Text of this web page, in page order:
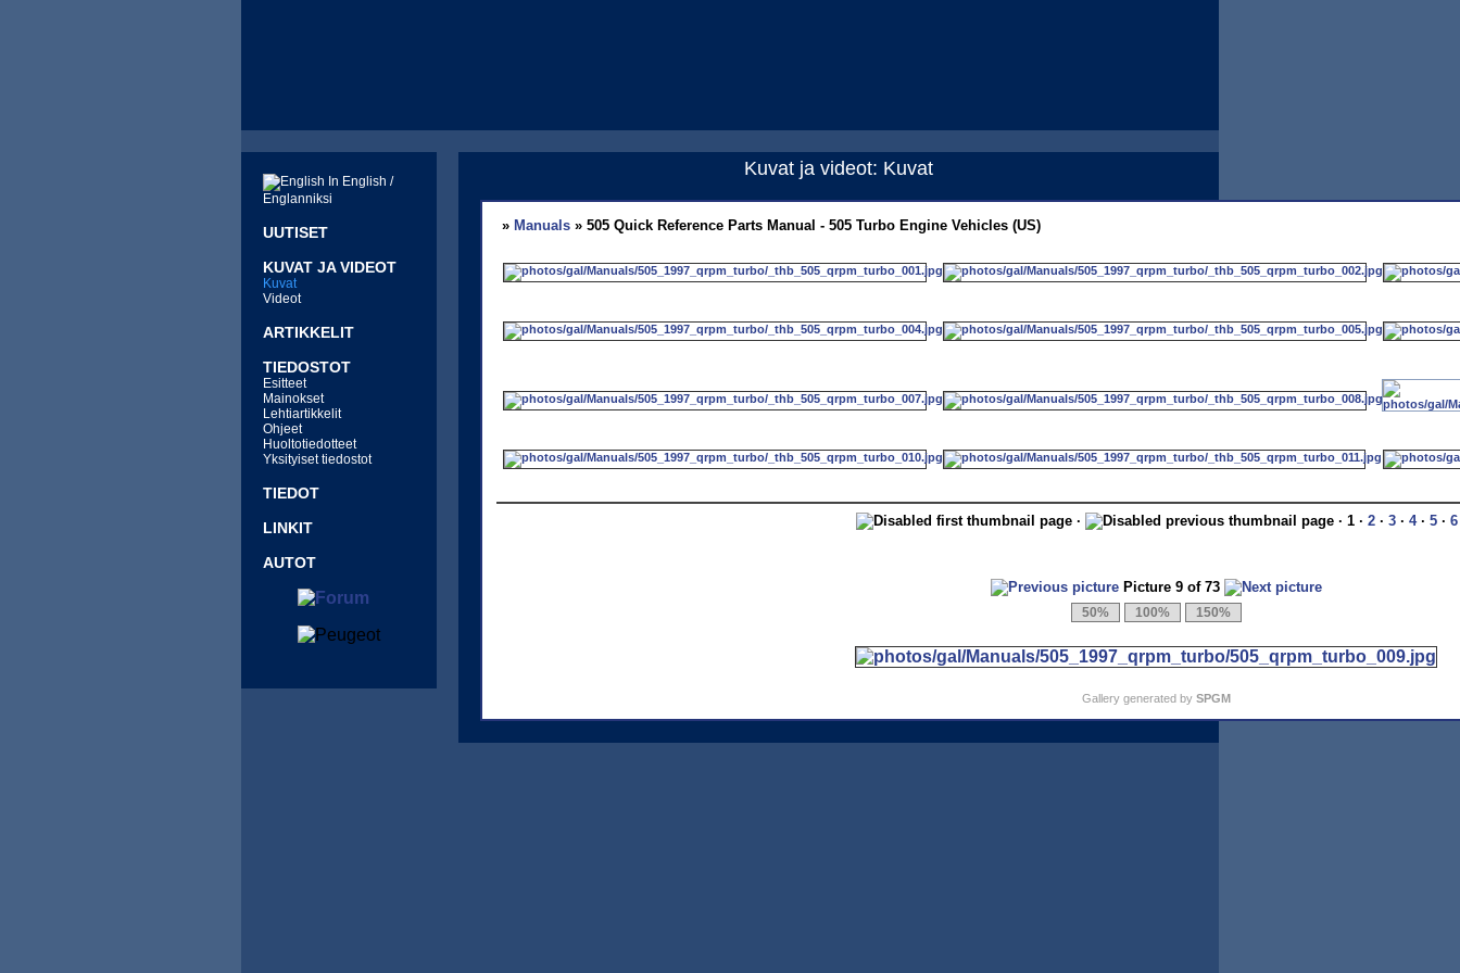
In English /
Englanniksi
UUTISET
KUVAT JA VIDEOT
Kuvat
Videot
ARTIKKELIT
TIEDOSTOT
Esitteet
Mainokset
Lehtiartikkelit
Ohjeet
Huoltotiedotteet
Yksityiset tiedostot
TIEDOT
LINKIT
AUTOT
Kuvat ja videot: Kuvat
» Manuals » 505 Quick Reference Parts Manual - 505 Turbo Engine Vehicles (US)
· · 1 · 2 · 3 · 4· 5 · 6
Picture 9 of 73
Gallery generated by SPGM